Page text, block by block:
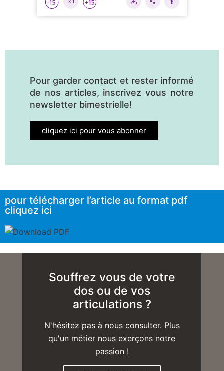
Pour garder contact et rester informé
de nos articles, inscrivez vous notre
newsletter bimestrielle!
cliquez ici pour vous abonner
pour télécharger l’article au format pdf
cliquez ici
Souffrez vous de votre
dos ou de vos
articulations ?
N'hésitez pas à nous consulter. Plus
qu'un métier nous exerçons notre
passion !